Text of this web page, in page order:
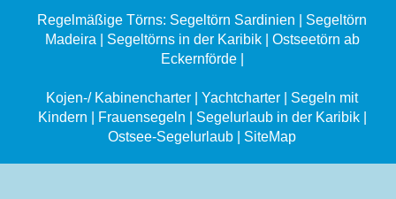
Regelmäßige Törns: Segeltörn Sardinien | Segeltörn
Madeira | Segeltörns in der Karibik| Ostseetörn ab
Eckernförde|
Kojen-/ Kabinencharter | Yachtcharter | Segeln mit
Kindern | Frauensegeln | Segelurlaub in der Karibik|
Ostsee-Segelurlaub | SiteMap